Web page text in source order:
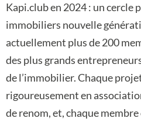
Kapi.club en 2024 : un cercle
immobiliers nouvelle
actuellement plus de 200
des plus grands
de l’immobilier. Chaque
rigoureusement en
de renom, et, chaque